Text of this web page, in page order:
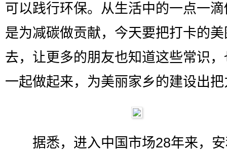
可以践行环保。从生活中的一点一
是为减碳做贡献，今天要把打卡的
去，让更多的朋友也知道这些常识
一起做起来，为美丽家乡的建设出
据悉，进入中国市场28年来，安